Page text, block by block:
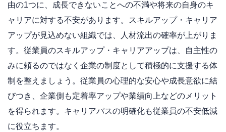
由の1つに、成長できないことへの不満や将来の自身のキ
ャリアに対する不安があります。スキルアップ・キャリア
アップが見込めない組織では、人材流出の確率が上がりま
す。従業員のスキルアップ・キャリアアップは、自主性の
みに頼るのではなく企業の制度として積極的に支援する体
制を整えましょう。従業員の心理的な安心や成長意欲に結
びつき、企業側も定着率アップや業績向上などのメリット
を得られます。キャリアパスの明確化も従業員の不安低減
に役立ちます。